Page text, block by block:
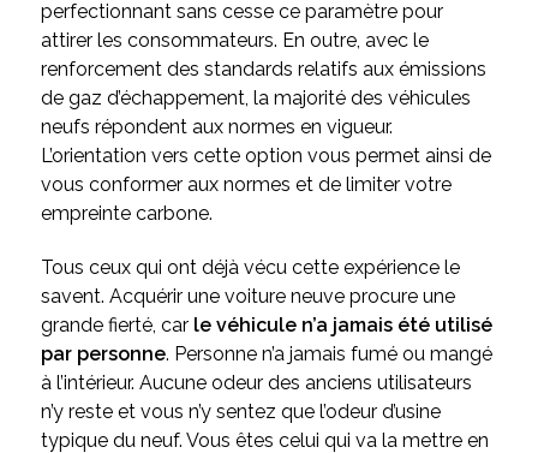
perfectionnant sans cesse ce paramètre pour
attirer les consommateurs. En outre, avec le
renforcement des standards relatifs aux émissions
de gaz d’échappement, la majorité des véhicules
neufs répondent aux normes en vigueur.
L’orientation vers cette option vous permet ainsi de
vous conformer aux normes et de limiter votre
empreinte carbone.
Tous ceux qui ont déjà vécu cette expérience le
savent. Acquérir une voiture neuve procure une
grande fierté, car le véhicule n’a jamais été utilisé
par personne. Personne n’a jamais fumé ou mangé
à l’intérieur. Aucune odeur des anciens utilisateurs
n’y reste et vous n’y sentez que l’odeur d’usine
typique du neuf. Vous êtes celui qui va la mettre en